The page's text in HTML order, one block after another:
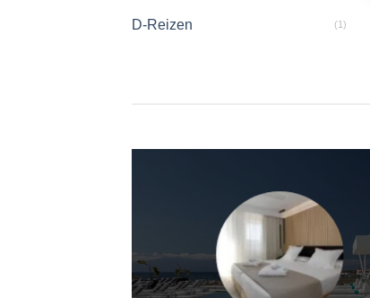
D-Reizen (1)